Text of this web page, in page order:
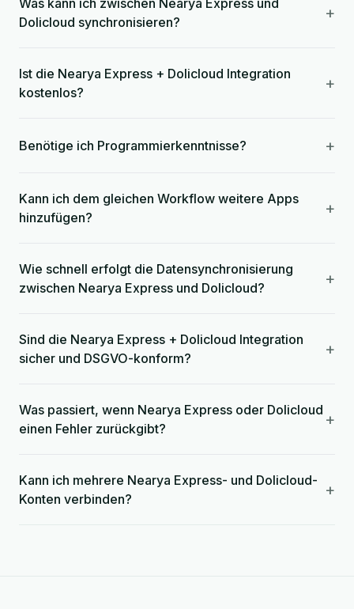
Was kann ich zwischen Nearya Express und
Dolicloud synchronisieren?
+
Ist die Nearya Express + Dolicloud Integration
kostenlos?
+
Benötige ich Programmierkenntnisse? +
Kann ich dem gleichen Workflow weitere Apps
hinzufügen?
+
Wie schnell erfolgt die Datensynchronisierung
zwischen Nearya Express und Dolicloud?
+
Sind die Nearya Express + Dolicloud Integration
sicher und DSGVO-konform?
+
Was passiert, wenn Nearya Express oder Dolicloud
einen Fehler zurückgibt?
+
Kann ich mehrere Nearya Express- und Dolicloud-
Konten verbinden?
+